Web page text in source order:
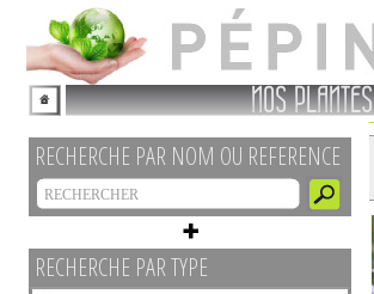
NOS PLANTES
RECHERCHE PAR NOM OU REFERENCE
RECHERCHE PAR TYPE